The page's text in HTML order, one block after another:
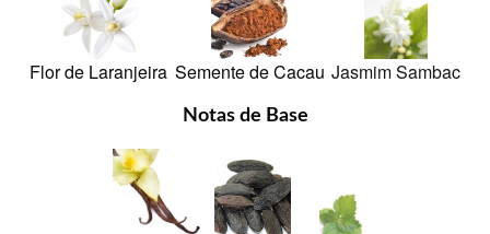
Flor de Laranjeira Semente de Cacau Jasmim Sambac
Notas de Base